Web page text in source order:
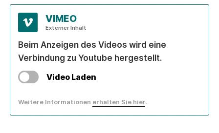
VIMEO
Externer Inhalt
Beim Anzeigen des Videos wird eine
Verbindung zu Youtube hergestellt.
Video Laden
Weitere Informationen erhalten Sie hier.